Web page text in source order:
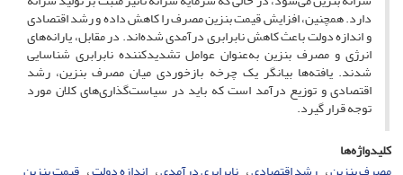
دارد. همچنین، افزایش قیمت بنزین مصرف را کاهش داده و رشد اقتصادی
و اندازه دولت باعث کاهش نابرابری درآمدی شده‌اند. در مقابل، یارانه‌های
انرژی و مصرف بنزین به‌عنوان عوامل تشدیدکننده نابرابری شناسایی
شدند. یافته‌ها بیانگر یک چرخه بازخوردی میان مصرف بنزین، رشد
اقتصادی و توزیع درآمد است که باید در سیاست‌گذاری‌های کلان مورد
توجه قرار گیرد.
کلیدواژه‌ها